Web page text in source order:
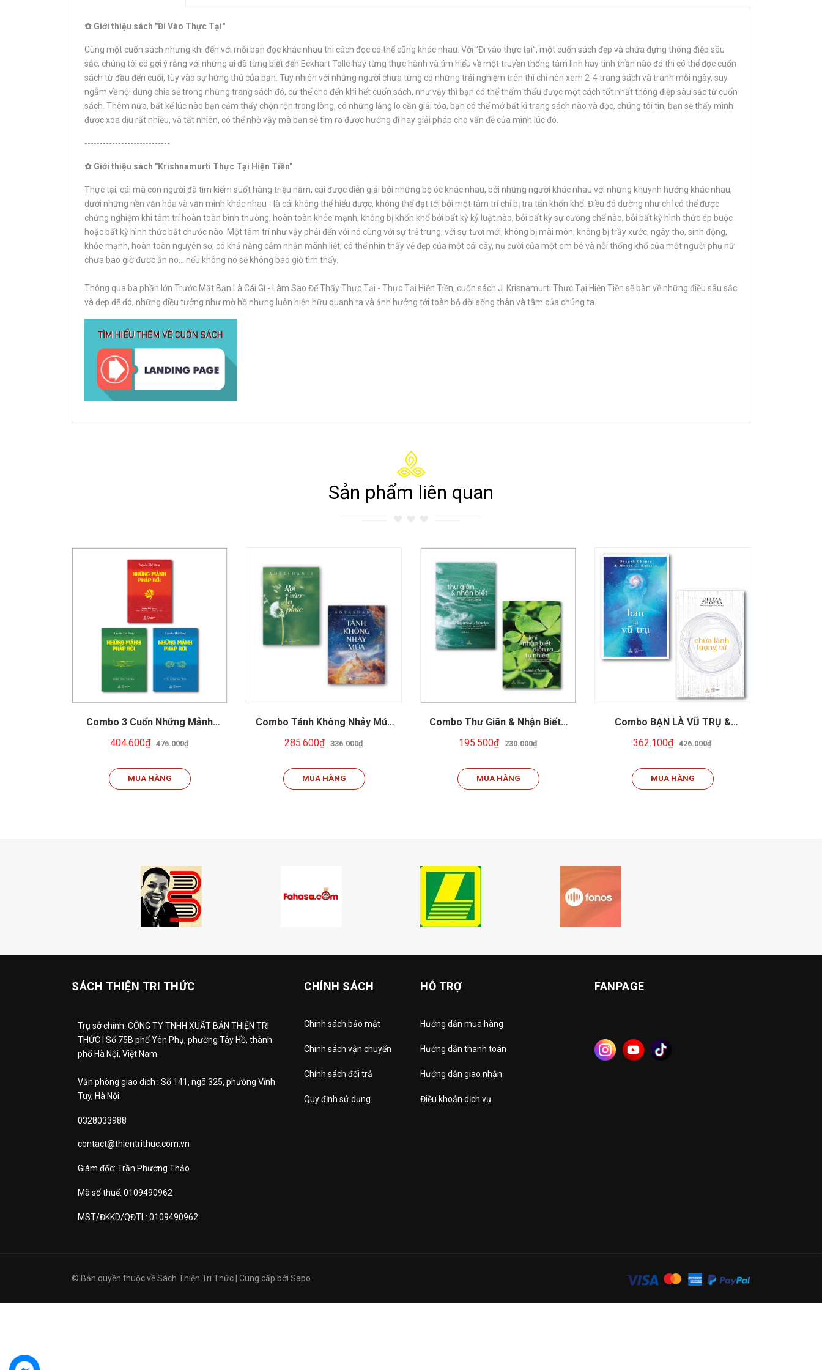
✿ Giới thiệu sách "Đi Vào Thực Tại"
Cùng một cuốn sách nhưng khi đến với mỗi bạn đọc khác nhau thì cách đọc có thể cũng khác nhau. Với "Đi vào thực tại", một cuốn sách đẹp và chứa đựng thông điệp sâu
sắc, chúng tôi có gợi ý rằng với những ai đã từng biết đến Eckhart Tolle hay từng thực hành và tìm hiểu về một truyền thống tâm linh hay tinh thần nào đó thì có thể đọc cuốn
sách từ đầu đến cuối, tùy vào sự hứng thú của bạn. Tuy nhiên với những người chưa từng có những trải nghiệm trên thì chỉ nên xem 2-4 trang sách và tranh mỗi ngày, suy
ngẫm về nội dung chia sẻ trong những trang sách đó, cứ thế cho đến khi hết cuốn sách, như vậy thì bạn có thể thẩm thấu được một cách tốt nhất thông điệp sâu sắc từ cuốn
sách. Thêm nữa, bất kể lúc nào bạn cảm thấy chộn rộn trong lòng, có những lắng lo cần giải tỏa, bạn có thể mở bất kì trang sách nào và đọc, chúng tôi tin, bạn sẽ thấy mình
được xoa dịu rất nhiều, và tất nhiên, có thể nhờ vậy mà bạn sẽ tìm ra được hướng đi hay giải pháp cho vấn đề của mình lúc đó.
----------------------------
✿ Giới thiệu sách "Krishnamurti Thực Tại Hiện Tiền"
Thực tại, cái mà con người đã tìm kiếm suốt hàng triệu năm, cái được diễn giải bởi những bộ óc khác nhau, bởi những người khác nhau với những khuynh hướng khác nhau,
dưới những nền văn hóa và văn minh khác nhau - là cái không thể hiểu được, không thể đạt tới bởi một tâm trí chỉ bị tra tấn khốn khổ. Điều đó dường như chỉ có thể được
chứng nghiệm khi tâm trí hoàn toàn bình thường, hoàn toàn khỏe mạnh, không bị khốn khổ bởi bất kỳ kỷ luật nào, bởi bất kỳ sự cưỡng chế nào, bởi bất kỳ hình thức ép buộc
hoặc bất kỳ hình thức bắt chước nào. Một tâm trí như vậy phải đến với nó cùng với sự trẻ trung, với sự tươi mới, không bị mài mòn, không bị trầy xước, ngây thơ, sinh động,
khỏe mạnh, hoàn toàn nguyên sơ, có khả năng cảm nhận mãnh liệt, có thể nhìn thấy vẻ đẹp của một cái cây, nụ cười của một em bé và nỗi thống khổ của một người phụ nữ
chưa bao giờ được ăn no… nếu không nó sẽ không bao giờ tìm thấy.
Thông qua ba phần lớn Trước Mắt Bạn Là Cái Gì - Làm Sao Để Thấy Thực Tại - Thực Tại Hiện Tiền, cuốn sách J. Krisnamurti Thực Tại Hiện Tiền sẽ bàn về những điều sâu sắc
và đẹp đẽ đó, những điều tưởng như mờ hồ nhưng luôn hiện hữu quanh ta và ảnh hưởng tới toàn bộ đời sống thân và tâm của chúng ta.
Sản phẩm liên quan
Combo 3 Cuốn Những Mảnh
404.600₫ 476.000₫
MUA HÀNG
Combo Tánh Không Nhảy Múa
| Sách Thiện Tri Thức
285.600₫ 336.000₫
MUA HÀNG
Combo Thư Giãn & Nhận Biết -
195.500₫ 230.000₫
MUA HÀNG
Combo BẠN LÀ VŨ TRỤ &
362.100₫ 426.000₫
MUA HÀNG
SÁCH THIỆN TRI THỨC
Trụ sở chính: CÔNG TY TNHH XUẤT BẢN THIỆN TRI
THỨC | Số 75B phố Yên Phụ, phường Tây Hồ, thành
phố Hà Nội, Việt Nam.
Văn phòng giao dịch : Số 141, ngõ 325, phường Vĩnh
Tuy, Hà Nội.
0328033988
contact@thientrithuc.com.vn
Giám đốc: Trần Phương Thảo.
Mã số thuế: 0109490962
MST/ĐKKD/QĐTL: 0109490962
CHÍNH SÁCH
Chính sách bảo mật
Chính sách vận chuyển
Chính sách đổi trả
Quy định sử dụng
HỖ TRỢ
Hướng dẫn mua hàng
Hướng dẫn thanh toán
Hướng dẫn giao nhận
Điều khoản dịch vụ
FANPAGE
© Bản quyền thuộc vềSách Thiện Tri Thức| Cung cấp bởi Sapo